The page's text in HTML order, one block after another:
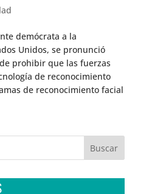
demócrata a la
Unidos, se pronunció
prohibir que las fuerzas
de reconocimiento
de reconocimiento facial